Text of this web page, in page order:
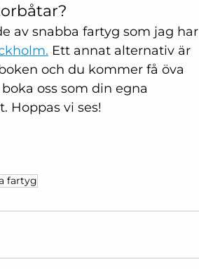
av snabba fartyg som jag har
Ett annat alternativ är
och du kommer få öva
oss som din egna
Hoppas vi ses!
fartyg